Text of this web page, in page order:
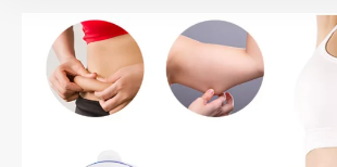
directamente
contenido